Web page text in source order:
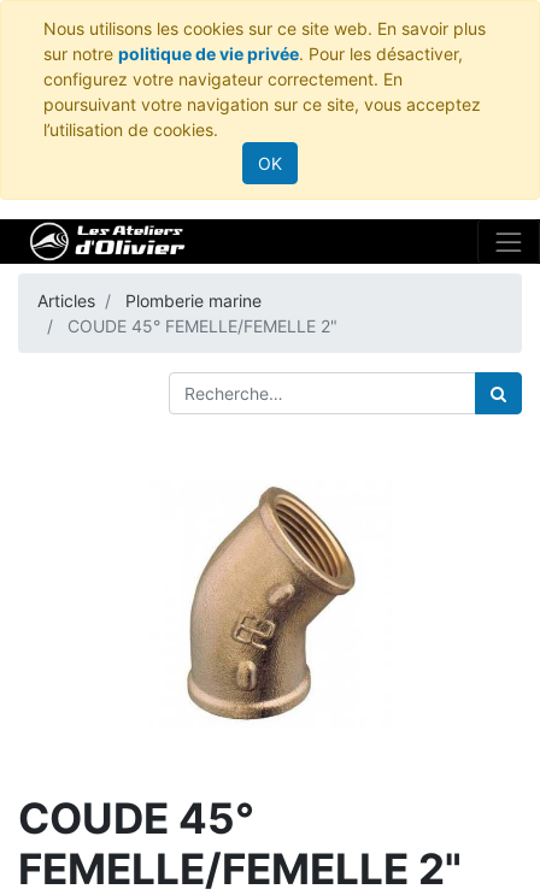
Nous utilisons les cookies sur ce site web. En savoir plus
sur notre politique de vie privée. Pour les désactiver,
configurez votre navigateur correctement. En
poursuivant votre navigation sur ce site, vous acceptez
l’utilisation de cookies.
OK
Articles
Plomberie marine
COUDE 45° FEMELLE/FEMELLE 2"
COUDE 45°
FEMELLE/FEMELLE 2"